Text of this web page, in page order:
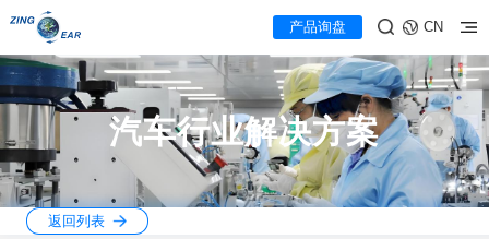
产品询盘 CN
汽车行业解决方案
返回列表